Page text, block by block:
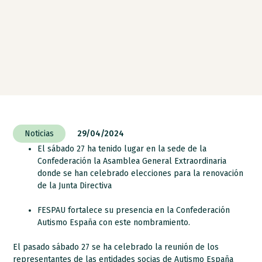
Noticias
29/04/2024
El sábado 27 ha tenido lugar en la sede de la
Confederación la Asamblea General Extraordinaria
donde se han celebrado elecciones para la renovación
de la Junta Directiva
FESPAU fortalece su presencia en la Confederación
Autismo España con este nombramiento.
El pasado sábado 27 se ha celebrado la reunión de los
representantes de las entidades socias de Autismo España